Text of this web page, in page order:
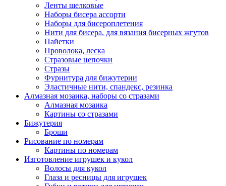
Ленты шелковые
Наборы бисера ассорти
Наборы для бисероплетения
Нити для бисера, для вязания бисерных жгутов
Пайетки
Проволока, леска
Стразовые цепочки
Стразы
Фурнитура для бижутерии
Эластичные нити, спандекс, резинка
Алмазная мозаика, наборы со стразами
Алмазная мозаика
Картины co стразами
Бижутерия
Броши
Рисование по номерам
Картины по номерам
Изготовление игрушек и кукол
Волосы для кукол
Глаза и ресницы для игрушек